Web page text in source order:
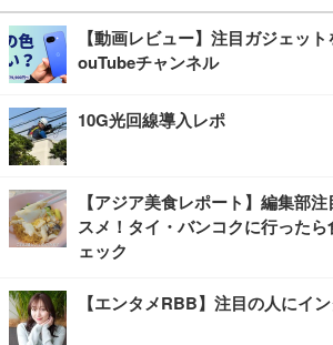
【動画レビュー】注目ガジェッ
ouTubeチャンネル
10G光回線導入レポ
【アジア美食レポート】編集部
スメ！タイ・バンコクに行った
ェック
【エンタメRBB】注目の人にイ